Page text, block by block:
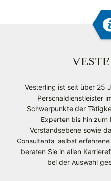
Vesterling ist seit über 25
Personaldienstleister
Schwerpunkte der
Experten bis hin zum
Vorstandsebene sowie
Consultants, selbst
beraten Sie in allen
bei der Auswahl